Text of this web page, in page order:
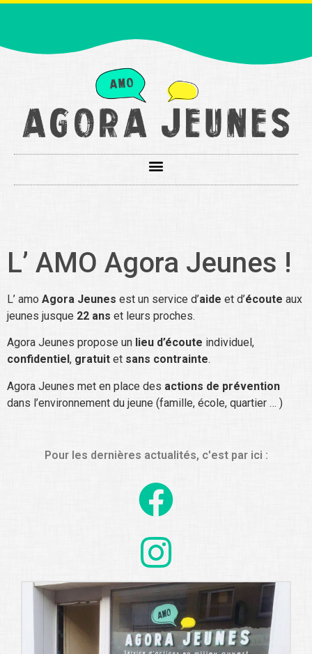
L’ AMO Agora Jeunes !
L’ amo Agora Jeunes est un service d’aide et d’écoute aux
jeunes jusque 22 ans et leurs proches.
Agora Jeunes propose un lieu d’écoute individuel,
confidentiel , gratuit et sans contrainte.
Agora Jeunes met en place des actions de prévention
dans l’environnement du jeune (famille, école, quartier … )
Pour les dernières actualités, c'est par ici :